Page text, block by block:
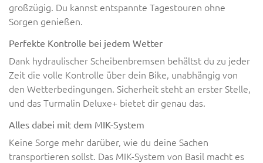
großzügig. Du kannst entspannte Tagestouren ohne
Sorgen genießen.
Perfekte Kontrolle bei jedem Wetter
Dank hydraulischer Scheibenbremsen behältst du zu jeder
Zeit die volle Kontrolle über dein Bike, unabhängig von
den Wetterbedingungen. Sicherheit steht an erster Stelle,
und das Turmalin Deluxe+ bietet dir genau das.
Alles dabei mit dem MIK-System
Keine Sorge mehr darüber, wie du deine Sachen
transportieren sollst. Das MIK-System von Basil macht es